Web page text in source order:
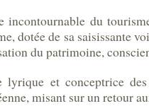
incontournable du
dotée de sa saisissante
du patrimoine,
lyrique et conceptrice
misant sur un retour